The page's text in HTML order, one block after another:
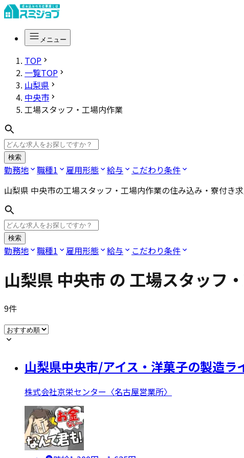
メニュー
TOP
一覧TOP
山梨県
中央市
工場スタッフ・工場内作業
検索
勤務地 職種1 雇用形態 給与
こだわり条件
山梨県 中央市の工場スタッフ・工場内作業の住み込み・寮付き
検索
勤務地 職種1 雇用形態 給与 こだわり条件
山梨県 中央市 の 工場スタッフ
9件
山梨県中央市/アイス・洋菓子の製造ラ
株式会社京栄センター〈名古屋営業所〉